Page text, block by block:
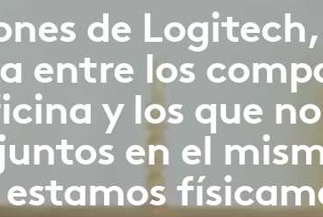
de
entre los
y los que
en el